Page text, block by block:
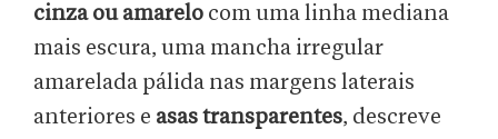
cinza ou amarelo com uma linha mediana
mais escura, uma mancha irregular
amarelada pálida nas margens laterais
anteriores e asas transparentes, descreve